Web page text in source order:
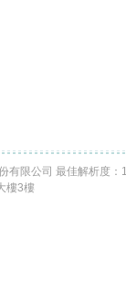
有限公司 最佳解析度：
樓3樓